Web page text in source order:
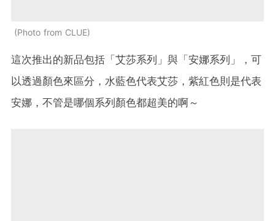
Photo from CLUE
這次推出的新品包括「艾莎系列」與「安娜系列」，可
以透過顏色來區分，水藍色代表艾莎，紫紅色則是代表
安娜，不管是哪個系列顏色都超美的啊～